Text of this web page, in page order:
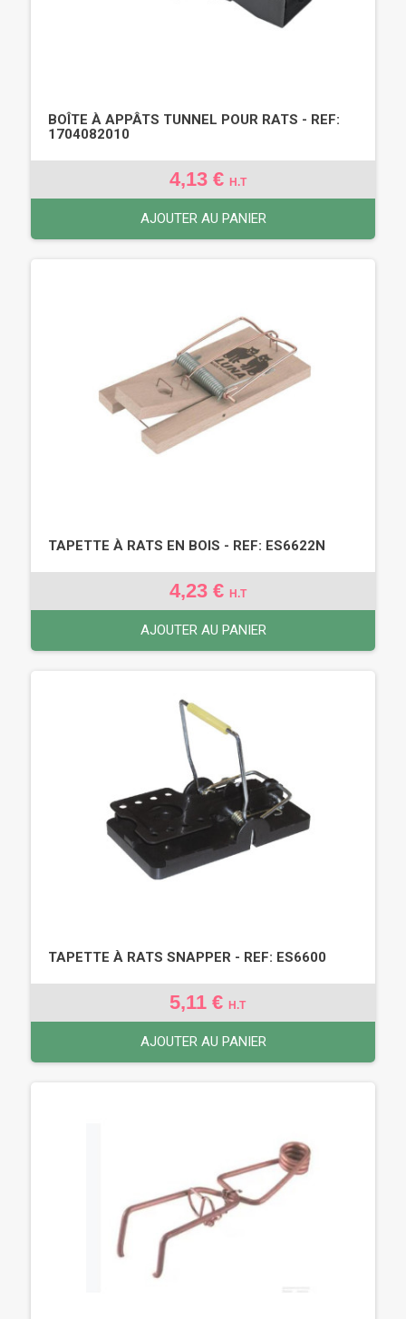
BOÎTE À APPÂTS TUNNEL POUR RATS - REF:
1704082010
4,13 € H.T
AJOUTER AU PANIER
TAPETTE À RATS EN BOIS - REF: ES6622N
4,23 € H.T
AJOUTER AU PANIER
TAPETTE À RATS SNAPPER - REF: ES6600
5,11 € H.T
AJOUTER AU PANIER